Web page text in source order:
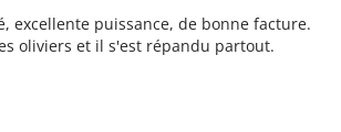
excellente puissance, de bonne facture.
oliviers et il s'est répandu partout.